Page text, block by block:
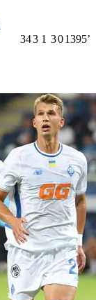
343 1 301395ʼ